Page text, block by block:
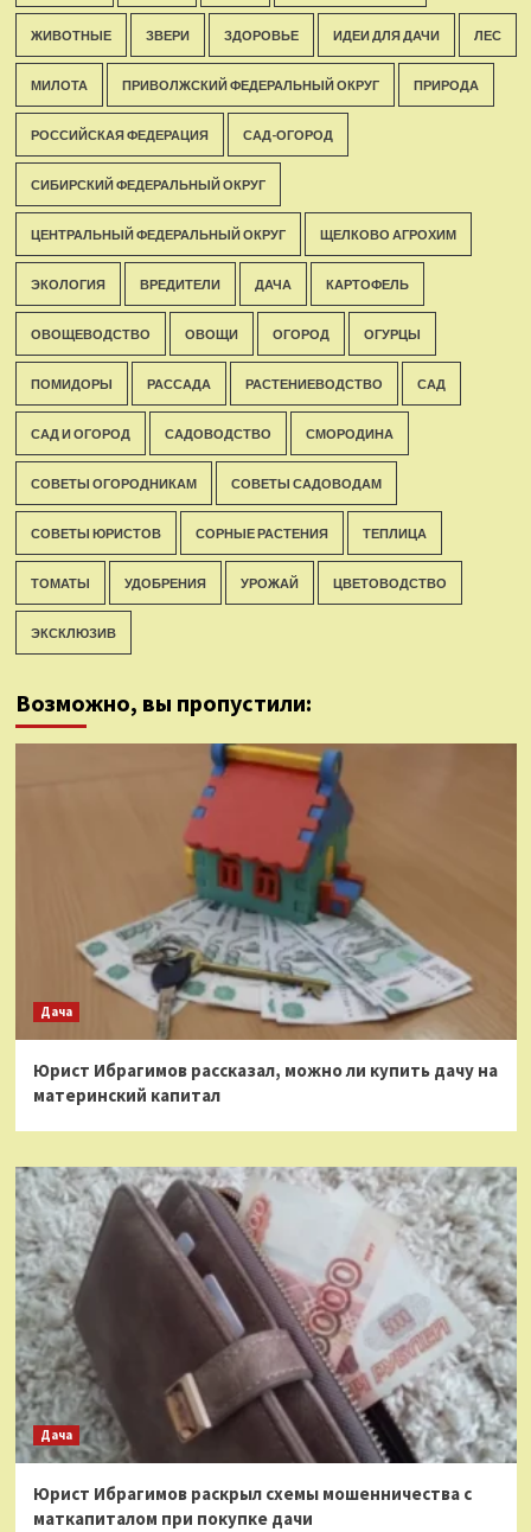
ЖИВОТНЫЕ ЗВЕРИ ЗДОРОВЬЕ ИДЕИ ДЛЯ ДАЧИ ЛЕС
МИЛОТА ПРИВОЛЖСКИЙ ФЕДЕРАЛЬНЫЙ ОКРУГ ПРИРОДА
РОССИЙСКАЯ ФЕДЕРАЦИЯ САД-ОГОРОД
СИБИРСКИЙ ФЕДЕРАЛЬНЫЙ ОКРУГ
ЦЕНТРАЛЬНЫЙ ФЕДЕРАЛЬНЫЙ ОКРУГ ЩЕЛКОВО АГРОХИМ
ЭКОЛОГИЯ ВРЕДИТЕЛИ ДАЧА КАРТОФЕЛЬ
ОВОЩЕВОДСТВО ОВОЩИ ОГОРОД ОГУРЦЫ
ПОМИДОРЫ РАССАДА РАСТЕНИЕВОДСТВО САД
САД И ОГОРОД САДОВОДСТВО СМОРОДИНА
СОВЕТЫ ОГОРОДНИКАМ СОВЕТЫ САДОВОДАМ
СОВЕТЫ ЮРИСТОВ СОРНЫЕ РАСТЕНИЯ ТЕПЛИЦА
ТОМАТЫ УДОБРЕНИЯ УРОЖАЙ ЦВЕТОВОДСТВО
ЭКСКЛЮЗИВ
Возможно, вы пропустили:
Дача
Юрист Ибрагимов рассказал, можно ли купить дачу на
материнский капитал
Дача
Юрист Ибрагимов раскрыл схемы мошенничества с
маткапиталом при покупке дачи